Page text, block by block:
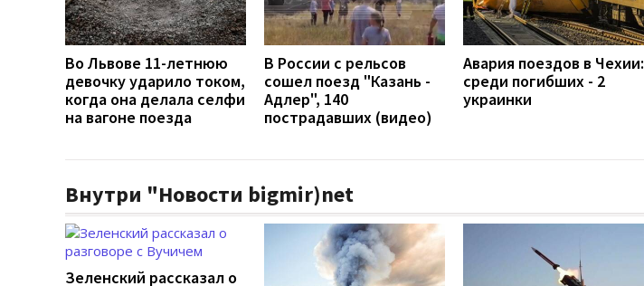
Во Львове 11-летнюю
девочку ударило током,
когда она делала селфи
на вагоне поезда
В России с рельсов
сошел поезд "Казань -
Адлер", 140
пострадавших (видео)
Авария поездов в Чехии:
среди погибших - 2
украинки
Внутри "Новости bigmir)net
Зеленский рассказал о